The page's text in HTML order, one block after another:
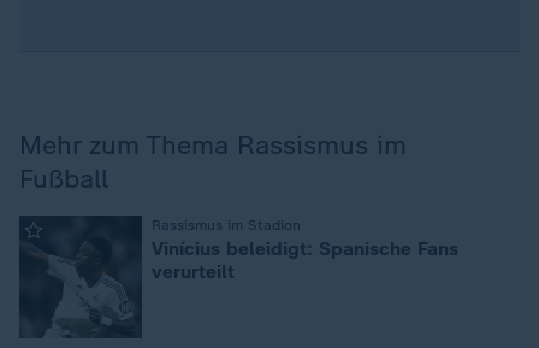
Mehr zum Thema Rassismus im
Fußball
Rassismus im Stadion
Vinícius beleidigt: Spanische Fans
verurteilt